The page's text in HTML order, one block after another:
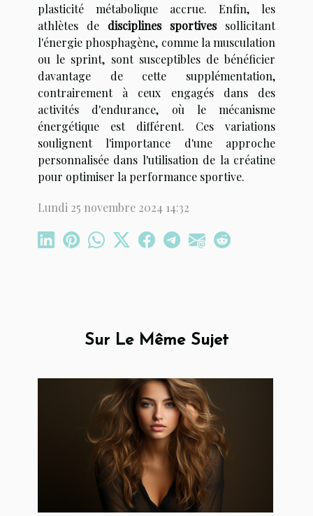
plasticité métabolique accrue. Enfin, les
athlètes de disciplines sportivessollicitant
l'énergie phosphagène, comme la musculation
ou le sprint, sont susceptibles de bénéficier
davantage de cette supplémentation,
contrairement à ceux engagés dans des
activités d'endurance, où le mécanisme
énergétique est différent. Ces variations
soulignent l'importance d'une approche
personnalisée dans l'utilisation de la créatine
pour optimiser la performance sportive.
Lundi 25 novembre 2024 14:32
Sur Le Même Sujet